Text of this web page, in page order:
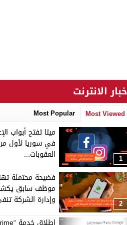
الانترنت
Most Viewed
Most Popular
1
ميتا تفتح أبواب
في سوريا لأول
العقوبات...
2
فضيحة محتملة
موظف سابق
وإدارة الشركة